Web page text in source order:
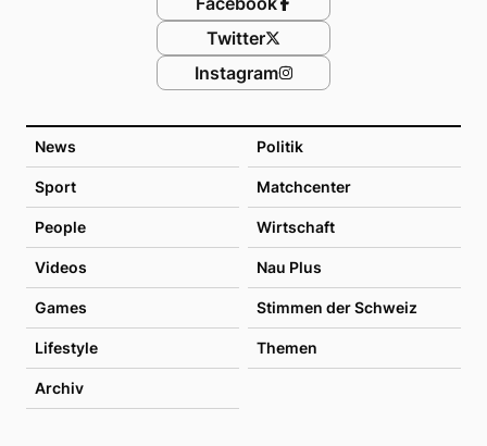
News Politik
Sport Matchcenter
People Wirtschaft
Videos Nau Plus
Games Stimmen der Schweiz
Lifestyle Themen
Archiv
Twitter
Instagram